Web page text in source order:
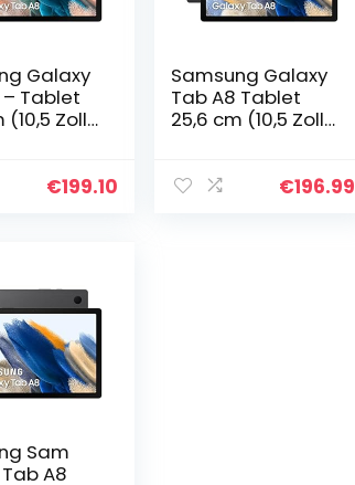
Galaxy
– Tablet
(10,5 Zoll),
€199.10
Samsung Galaxy
Tab A8 Tablet
25,6 cm (10,5 Zoll),
Gray (spanische
€196.99
Sam
A8